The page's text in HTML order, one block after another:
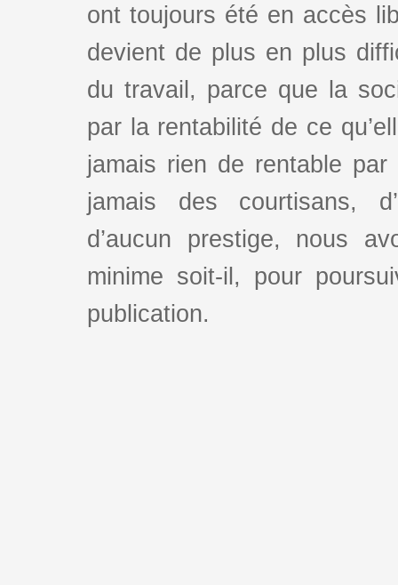
ont toujours été en accès
devient de plus en plus
du travail, parce que la
par la rentabilité de ce
jamais rien de rentable
jamais des courtisans,
d’aucun prestige, nous
minime soit-il, pour
publication.